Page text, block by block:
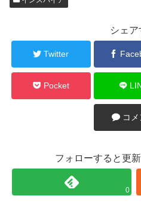
シェア
Twitter
Pocket
コメ
フォローすると更
0